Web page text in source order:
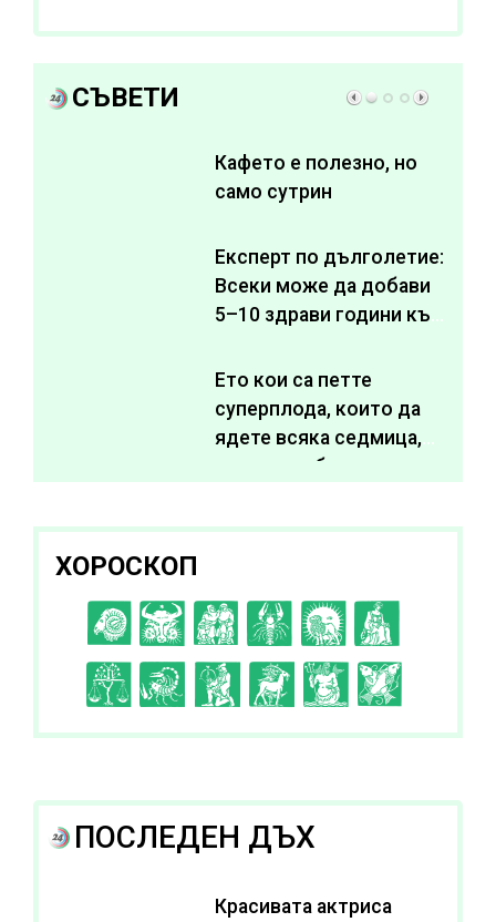
отслабване
СЪВЕТИ
Кафето е полезно, но
само сутрин
Експерт по дълголетие:
Всеки може да добави
5–10 здрави години към
Ето кои са петте
суперплода, които да
ядете всяка седмица,
за да подобрите
ХОРОСКОП
C D EFGH
I J K L A B
ПОСЛЕДЕН ДЪХ
Красивата актриса